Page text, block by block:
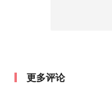
更多评论